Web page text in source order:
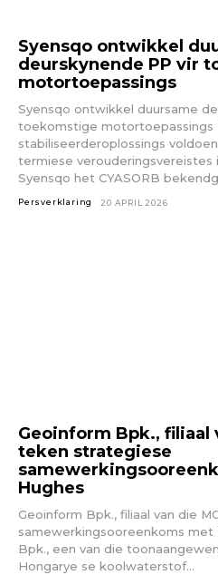
Syensqo ontwikkel
deurskynende PP vir
motortoepassings
Syensqo ontwikkel duursame
toekomstige motortoepassings
stabiliseerderoplossings
termiese verouderingsvereistes
Syensqo het CYASORB
Persverklaring 20 APRIL 2026
Geoinform Bpk., filiaal
teken strategiese
Hughes
Geoinform Bpk., filiaal van die
samewerkingsooreenkoms met
Bpk., een van die
Hongarye se koolwaterstof...